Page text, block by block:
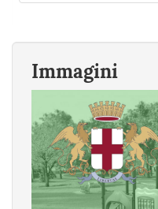
Immagini